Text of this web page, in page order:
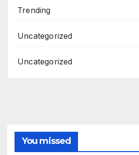
Trending
Uncategorized
Uncategorized
You missed